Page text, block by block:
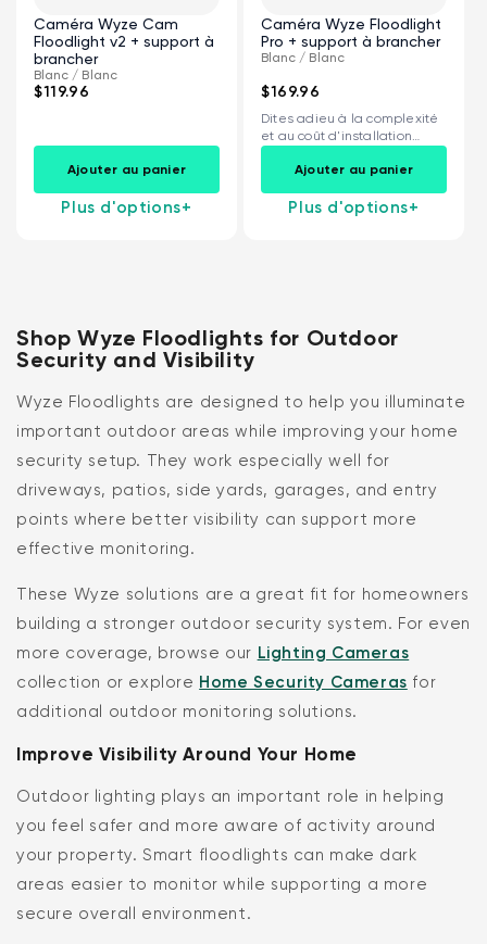
Caméra Wyze Cam
Floodlight v2 + support à
brancher
Blanc / Blanc
$119.96
Ajouter au panier
Plus d'options+
Caméra Wyze Floodlight
Pro + support à brancher
Blanc / Blanc
$169.96
Dites adieu à la complexité
et au coût d'installation
d'une...
Ajouter au panier
Plus d'options+
Shop Wyze Floodlights for Outdoor
Security and Visibility
Wyze Floodlights are designed to help you illuminate
important outdoor areas while improving your home
security setup. They work especially well for
driveways, patios, side yards, garages, and entry
points where better visibility can support more
effective monitoring.
These Wyze solutions are a great fit for homeowners
building a stronger outdoor security system. For even
more coverage, browse our Lighting Cameras
collection or explore Home Security Cameras for
additional outdoor monitoring solutions.
Improve Visibility Around Your Home
Outdoor lighting plays an important role in helping
you feel safer and more aware of activity around
your property. Smart floodlights can make dark
areas easier to monitor while supporting a more
secure overall environment.